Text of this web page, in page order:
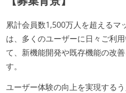
累計会員数1,500万人を超えるマ
は、多くのユーザーに日々ご利
て、新機能開発や既存機能の改
す。
ユーザー体験の向上を実現する